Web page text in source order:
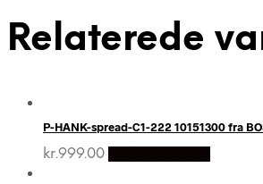
Relaterede
P-HANK-spread-C1-222 10151300 fra
kr.999.00